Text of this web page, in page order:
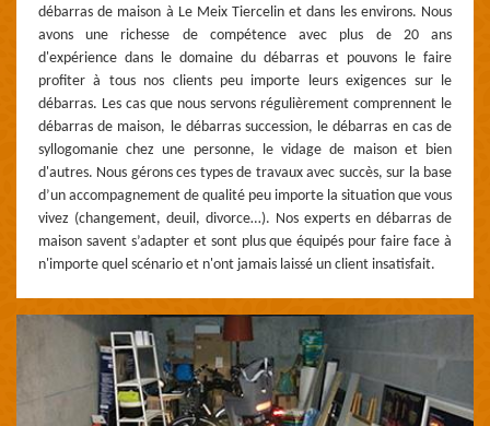
débarras de maison à Le Meix Tiercelin et dans les environs. Nous
avons une richesse de compétence avec plus de 20 ans
d'expérience dans le domaine du débarras et pouvons le faire
profiter à tous nos clients peu importe leurs exigences sur le
débarras. Les cas que nous servons régulièrement comprennent le
débarras de maison, le débarras succession, le débarras en cas de
syllogomanie chez une personne, le vidage de maison et bien
d'autres. Nous gérons ces types de travaux avec succès, sur la base
d’un accompagnement de qualité peu importe la situation que vous
vivez (changement, deuil, divorce…). Nos experts en débarras de
maison savent s’adapter et sont plus que équipés pour faire face à
n'importe quel scénario et n'ont jamais laissé un client insatisfait.